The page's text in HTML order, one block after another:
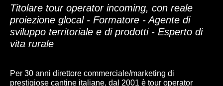
Titolare tour operator incoming, con reale
proiezione glocal - Formatore - Agente di
sviluppo territoriale e di prodotti - Esperto di
vita rurale
Per 30 anni direttore commerciale/marketing di
prestigiose cantine italiane, dal 2001 è tour operator